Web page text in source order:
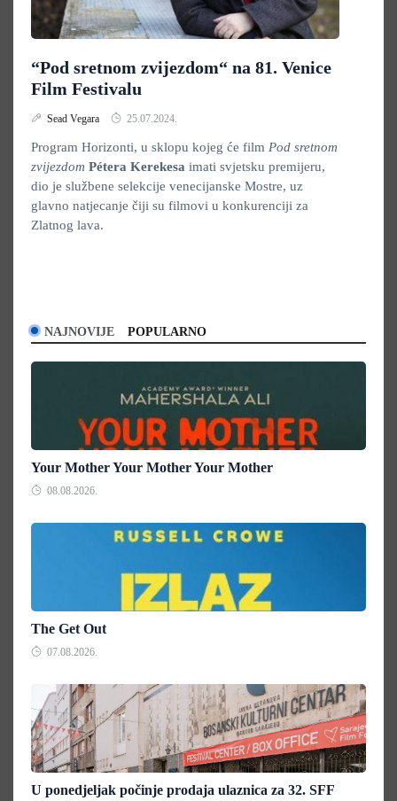
“Pod sretnom zvijezdom“ na 81. Venice
Film Festivalu
Sead Vegara 25.07.2024.
Program Horizonti, u sklopu kojeg će film Pod sretnom
zvijezdom Pétera Kerekesa imati svjetsku premijeru,
dio je službene selekcije venecijanske Mostre, uz
glavno natjecanje čiji su filmovi u konkurenciji za
Zlatnog lava.
NAJNOVIJE POPULARNO
Your Mother Your Mother Your Mother
08.08.2026.
The Get Out
07.08.2026.
U ponedjeljak počinje prodaja ulaznica za 32. SFF